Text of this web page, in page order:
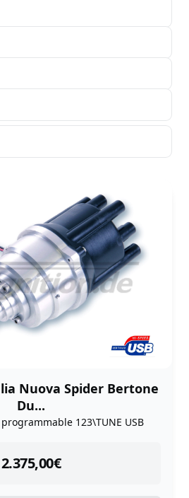
Nuova Spider Bertone
Du...
123\TUNE USB
2.375,00€
instock